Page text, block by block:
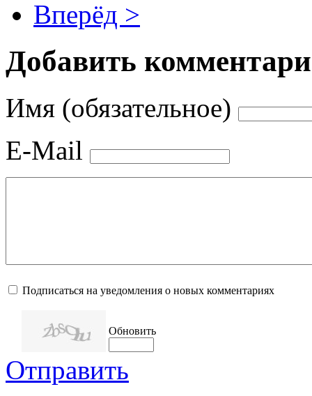
Вперёд >
Добавить
Имя (обязательное)
E-Mail
Подписаться на уведомления о новых комментариях
Обновить
Отправить